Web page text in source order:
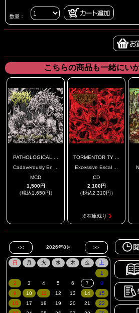
数量：
こちらの商品も一緒にい
PATHOLOGICAL ...
Cadaverously En ...
MCD
1,500円
（税込1,650円）
TORMENTOR TY ...
Excessive Escal ...
CD
2,100円
（税込2,310円）
※在庫残り 3